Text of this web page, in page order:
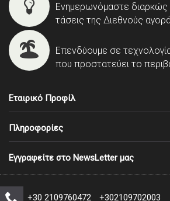
Ενημερωνόμαστε διαρκώς
τάσεις της Διεθνούς
Επενδύουμε σε
που προστατεύει το
Εταιρικό Προφίλ
Πληροφορίες
Εγγραφείτε στο NewsLetter μας
+30 2109760472 +302109702003